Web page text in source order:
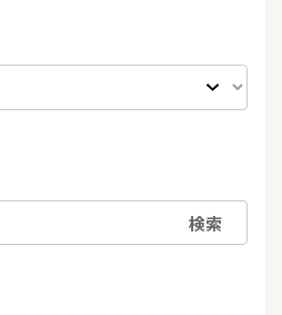
検索